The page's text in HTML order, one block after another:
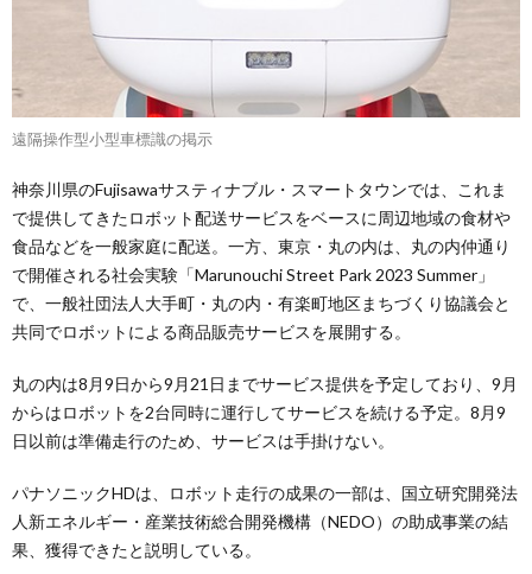
遠隔操作型小型車標識の掲示
神奈川県のFujisawaサスティナブル・スマートタウンでは、これま
で提供してきたロボット配送サービスをベースに周辺地域の食材や
食品などを一般家庭に配送。一方、東京・丸の内は、丸の内仲通り
で開催される社会実験「Marunouchi Street Park 2023 Summer」
で、一般社団法人大手町・丸の内・有楽町地区まちづくり協議会と
共同でロボットによる商品販売サービスを展開する。
丸の内は8月9日から9月21日までサービス提供を予定しており、9月
からはロボットを2台同時に運行してサービスを続ける予定。8月9
日以前は準備走行のため、サービスは手掛けない。
パナソニックHDは、ロボット走行の成果の一部は、国立研究開発法
人新エネルギー・産業技術総合開発機構（NEDO）の助成事業の結
果、獲得できたと説明している。